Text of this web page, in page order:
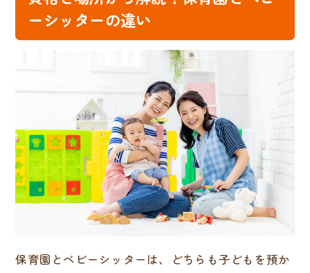
ーシッターの違い
保育園とベビーシッターは、どちらも子どもを預か